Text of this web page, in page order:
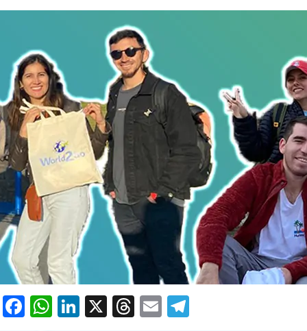
Facebook
WhatsApp
LinkedIn
X Threads
Email